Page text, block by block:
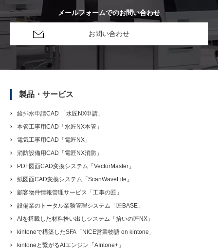
メールフォームでのお問い合わせ
お問い合わせ
製品・サービス
給排水申請CAD 「水匠NX申請」
本管工事用CAD「水匠NX本管」
電気工事用CAD「電匠NX」
消防設備用CAD「電匠NX消防」
PDF図面CAD変換システム「VectorMaster」
紙図面CAD変換システム「ScanWaveLite」
顧客物件情報管理サービス「工事の匠」
設備業のトータル業務管理システム「匠BASE」
AIを搭載した材料拾い出しシステム「拾いの匠NX」
kintoneで構築したSFA「NICE営業物語 on kintone」
kintoneと繋がるAIエンジン「AIntone+」